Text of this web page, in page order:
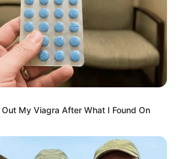
My Viagra After What I Found On